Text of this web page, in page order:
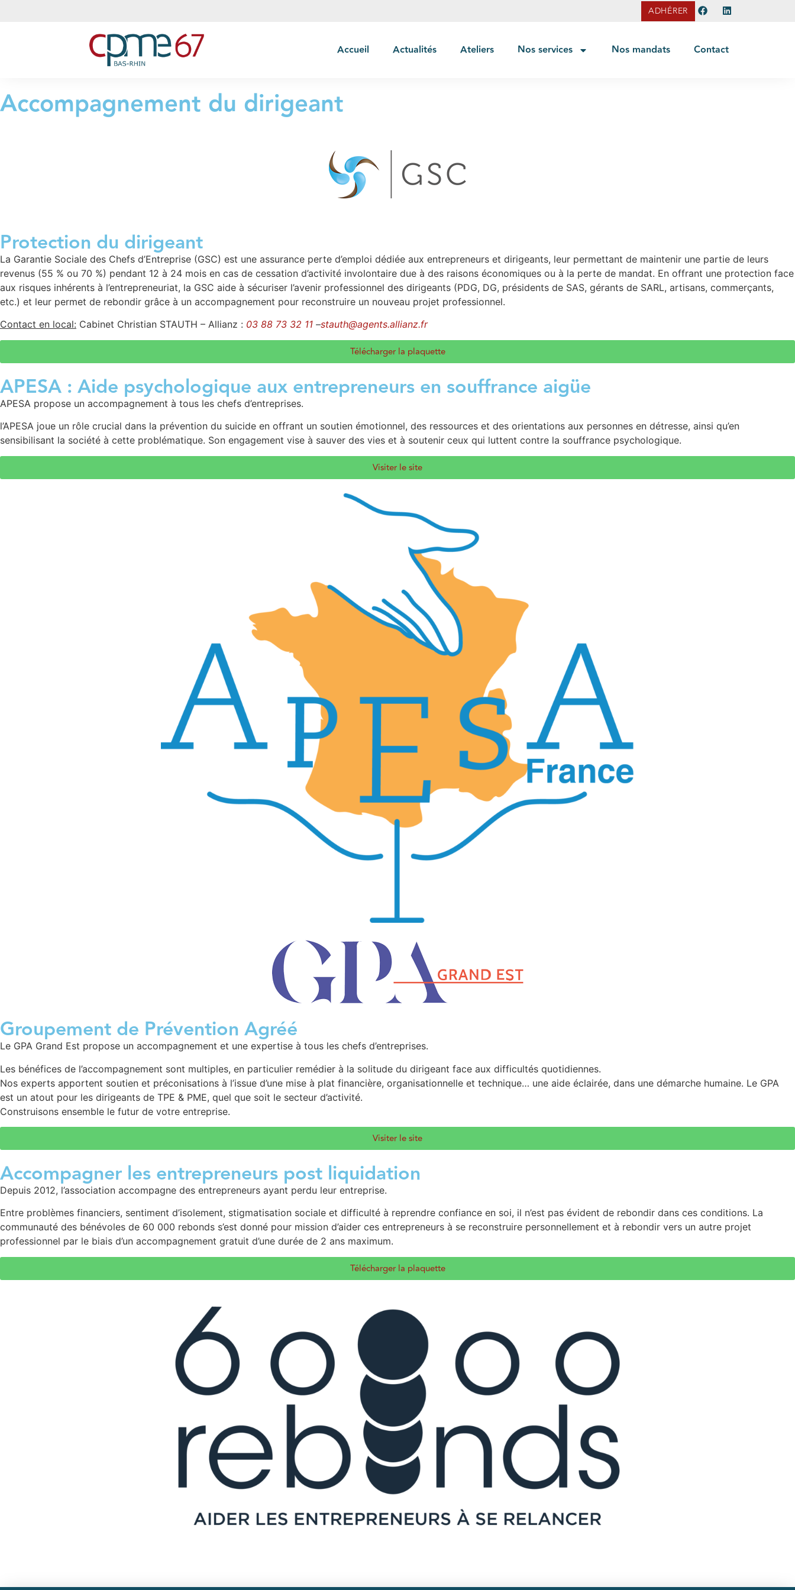
ADHÉRER
Accueil Actualités Ateliers Nos services Nos mandats Contact
Accompagnement du dirigeant
Protection du dirigeant
La Garantie Sociale des Chefs d’Entreprise (GSC) est une assurance perte d’emploi dédiée aux entrepreneurs et dirigeants, leur permettant de maintenir une partie de leurs
revenus (55 % ou 70 %) pendant 12 à 24 mois en cas de cessation d’activité involontaire due à des raisons économiques ou à la perte de mandat. En offrant une protection face
aux risques inhérents à l’entrepreneuriat, la GSC aide à sécuriser l’avenir professionnel des dirigeants (PDG, DG, présidents de SAS, gérants de SARL, artisans, commerçants,
etc.) et leur permet de rebondir grâce à un accompagnement pour reconstruire un nouveau projet professionnel.
Contact en local: Cabinet Christian STAUTH – Allianz : 03 88 73 32 11 –stauth@agents.allianz.fr
Télécharger la plaquette
APESA : Aide psychologique aux entrepreneurs en souffrance aigüe
APESA propose un accompagnement à tous les chefs d’entreprises.
l’APESA joue un rôle crucial dans la prévention du suicide en offrant un soutien émotionnel, des ressources et des orientations aux personnes en détresse, ainsi qu’en
sensibilisant la société à cette problématique. Son engagement vise à sauver des vies et à soutenir ceux qui luttent contre la souffrance psychologique.
Visiter le site
Groupement de Prévention Agréé
Le GPA Grand Est propose un accompagnement et une expertise à tous les chefs d’entreprises.
Les bénéfices de l’accompagnement sont multiples, en particulier remédier à la solitude du dirigeant face aux difficultés quotidiennes.
Nos experts apportent soutien et préconisations à l’issue d’une mise à plat financière, organisationnelle et technique… une aide éclairée, dans une démarche humaine. Le GPA
est un atout pour les dirigeants de TPE & PME, quel que soit le secteur d’activité.
Construisons ensemble le futur de votre entreprise.
Visiter le site
Accompagner les entrepreneurs post liquidation
Depuis 2012, l’association accompagne des entrepreneurs ayant perdu leur entreprise.
Entre problèmes financiers, sentiment d’isolement, stigmatisation sociale et difficulté à reprendre confiance en soi, il n’est pas évident de rebondir dans ces conditions. La
communauté des bénévoles de 60 000 rebonds s’est donné pour mission d’aider ces entrepreneurs à se reconstruire personnellement et à rebondir vers un autre projet
professionnel par le biais d’un accompagnement gratuit d’une durée de 2 ans maximum.
Télécharger la plaquette